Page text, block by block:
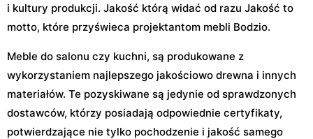
i kultury produkcji. Jakość którą widać od razu Jakość to
motto, które przyświeca projektantom mebli Bodzio.
Meble do salonu czy kuchni, są produkowane z
wykorzystaniem najlepszego jakościowo drewna i innych
materiałów. Te pozyskiwane są jedynie od sprawdzonych
dostawców, którzy posiadają odpowiednie certyfikaty,
potwierdzające nie tylko pochodzenie i jakość samego